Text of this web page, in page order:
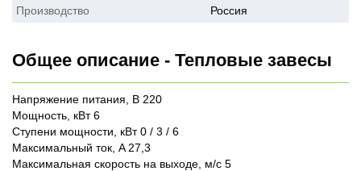
Производство
Россия
Общее описание - Тепловые завесы
Напряжение питания, В 220
Мощность, кВт 6
Ступени мощности, кВт 0 / 3 / 6
Максимальный ток, A 27,3
Максимальная скорость на выходе, м/с 5